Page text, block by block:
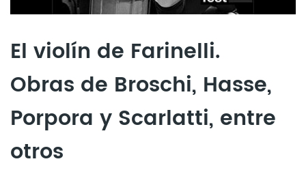
El violín de Farinelli.
Obras de Broschi, Hasse,
Porpora y Scarlatti, entre
otros